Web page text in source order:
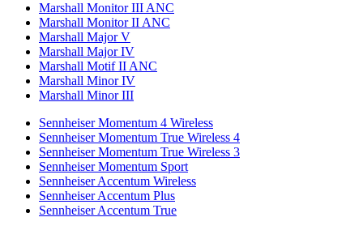
Marshall Monitor III ANC
Marshall Monitor II ANC
Marshall Major V
Marshall Major IV
Marshall Motif II ANC
Marshall Minor IV
Marshall Minor III
Sennheiser Momentum 4 Wireless
Sennheiser Momentum True Wireless 4
Sennheiser Momentum True Wireless 3
Sennheiser Momentum Sport
Sennheiser Accentum Wireless
Sennheiser Accentum Plus
Sennheiser Accentum True